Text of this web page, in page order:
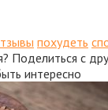
похудеть
Поделиться с
интересно